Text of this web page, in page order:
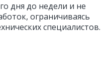
дня до недели и не
ограничиваясь
специалистов.